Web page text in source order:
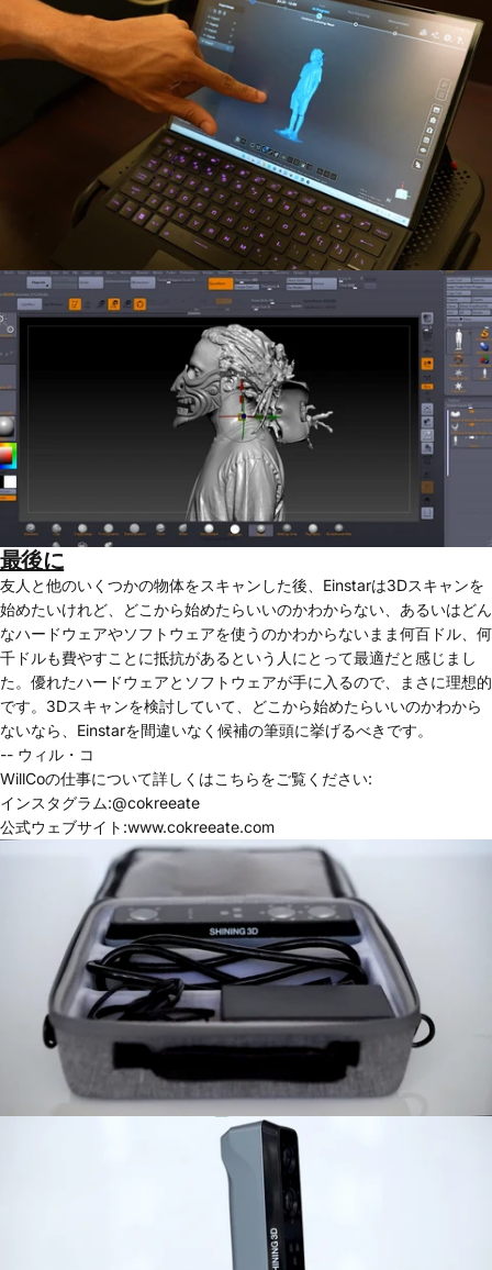
最後に
友人と他のいくつかの物体をスキャンした後、Einstarは3Dスキャンを
始めたいけれど、どこから始めたらいいのかわからない、あるいはどん
なハードウェアやソフトウェアを使うのかわからないまま何百ドル、何
千ドルも費やすことに抵抗があるという人にとって最適だと感じまし
た。優れたハードウェアとソフトウェアが手に入るので、まさに理想的
です。3Dスキャンを検討していて、どこから始めたらいいのかわから
ないなら、Einstarを間違いなく候補の筆頭に挙げるべきです。
-- ウィル・コ
WillCoの仕事について詳しくはこちらをご覧ください:
インスタグラム:@cokreeate
公式ウェブサイト:www.cokreeate.com